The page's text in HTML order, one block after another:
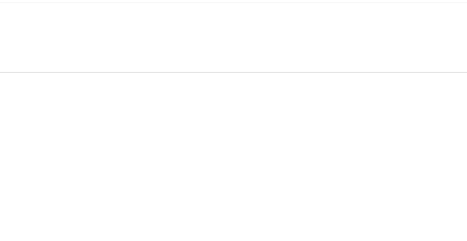
の全体像
キテクチャの比較
けと実施
のパス